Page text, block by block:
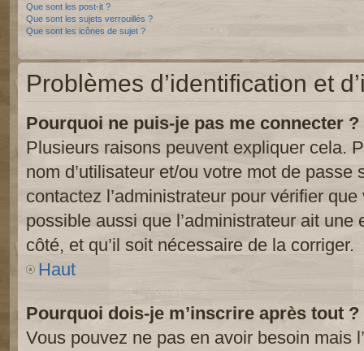
Que sont les post-it ?
Que sont les sujets verrouillés ?
Que sont les icônes de sujet ?
Problèmes d’identification et
Pourquoi ne puis-je pas me connecter ?
Plusieurs raisons peuvent expliquer cela.
nom d’utilisateur et/ou votre mot de passe
contactez l’administrateur pour vérifier
possible aussi que l’administrateur ait
côté, et qu’il soit nécessaire de la corriger.
Haut
Pourquoi dois-je m’inscrire après tout ?
Vous pouvez ne pas en avoir besoin mais